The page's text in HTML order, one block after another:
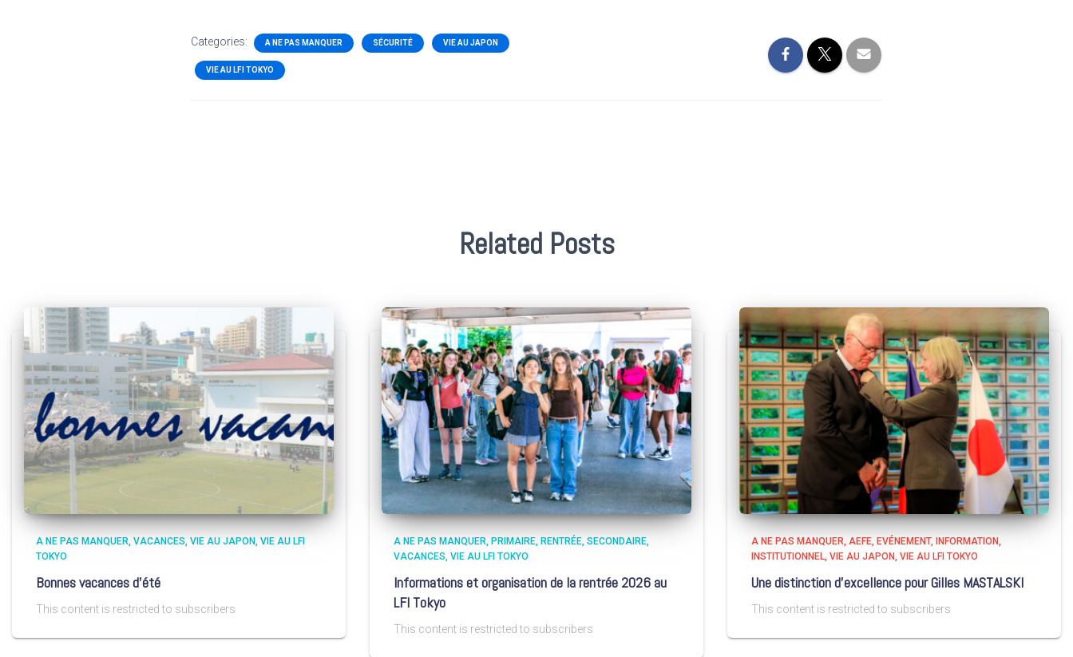
Categories: A NE PAS MANQUER SÉCURITÉ VIE AU JAPON
VIE AU LFI TOKYO
Related Posts
A NE PAS MANQUER VACANCES VIE AU JAPON VIE AU LFI
TOKYO
Bonnes vacances d’été
This content is restricted to subscribers
A NE PAS MANQUER PRIMAIRE RENTRÉE SECONDAIRE
VACANCES VIE AU LFI TOKYO
Informations et organisation de la rentrée 2026 au
LFI Tokyo
This content is restricted to subscribers
A NE PAS MANQUER AEFE EVÉNEMENT
INFORMATION
INSTITUTIONNEL VIE AU JAPON VIE AU LFI TOKYO
Une distinction d’excellence pour Gilles MASTALSKI
This content is restricted to subscribers